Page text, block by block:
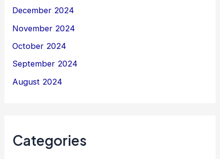
December 2024
November 2024
October 2024
September 2024
August 2024
Categories